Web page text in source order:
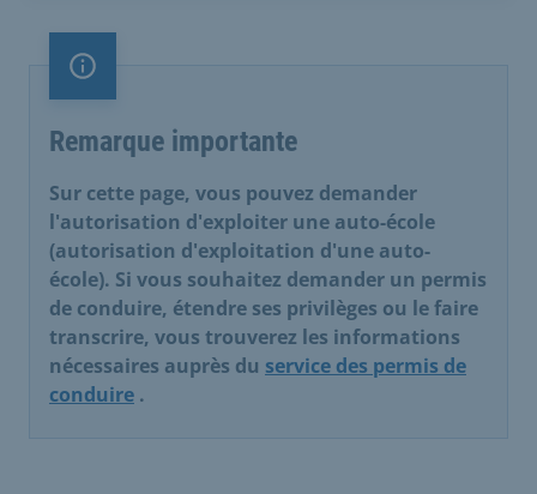
Remarque importante
Remarque importante
Sur cette page, vous pouvez demander
l'autorisation d'exploiter une auto-école
(autorisation d'exploitation d'une auto-
école). Si vous souhaitez demander un permis
de conduire, étendre ses privilèges ou le faire
transcrire, vous trouverez les informations
nécessaires auprès du service des permis de
conduire .